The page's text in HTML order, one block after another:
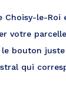
Choisy-le-
votre
bouton
qui